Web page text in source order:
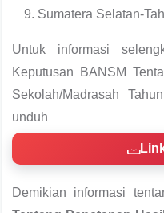
Sumatera Selatan-
Untuk informasi
Keputusan BANSM
Sekolah/Madrasah
Demikian informasi